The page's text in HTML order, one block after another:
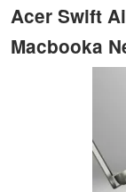
Acer Swift
Macbooka